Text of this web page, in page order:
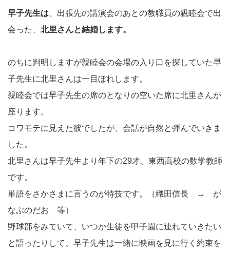
早子先生は 、出張先の講演会のあとの教職員の親睦会で出
会った、 北里さんと結婚します。
のちに判明しますが親睦会の会場の入り口を探していた早
子先生に北里さんは一目ぼれします。
親睦会では早子先生の席のとなりの空いた席に北里さんが
座ります。
コワモテに見えた彼でしたが、会話が自然と弾んでいきま
した。
北里さんは早子先生より年下の29才、東西高校の数学教師
です。
単語をさかさまに言うのが特技です。（織田信長 → が
なぶのだお 等）
野球部をみていて、いつか生徒を甲子園に連れていきたい
と語ったりして、早子先生は一緒に映画を見に行く約束を